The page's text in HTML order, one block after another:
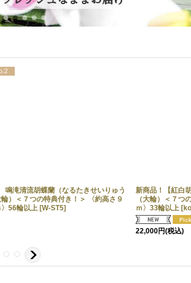
滝清流胡蝶蘭（なるたきせいりゅう
）＜７つの特典付き！＞ 〈約高さ９
56輪以上 [W-ST5]
新商品！【紅白
（大輪）＜７つ
ｍ〉33輪以上 [
22,000円(税込)